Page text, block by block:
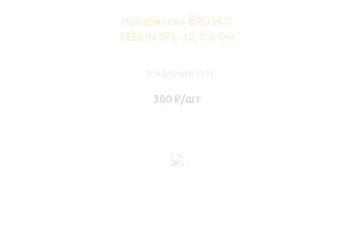
Испаритель BRUSKO
FEELIN SPL-10, 0.6 Ом
300₽/шт